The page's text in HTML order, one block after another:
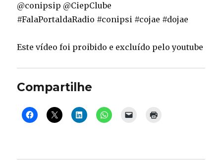
@conipsip @CiepClube
#FalaPortaldaRadio #conipsi #cojae #dojae
Este vídeo foi proibido e excluído pelo youtube
Compartilhe